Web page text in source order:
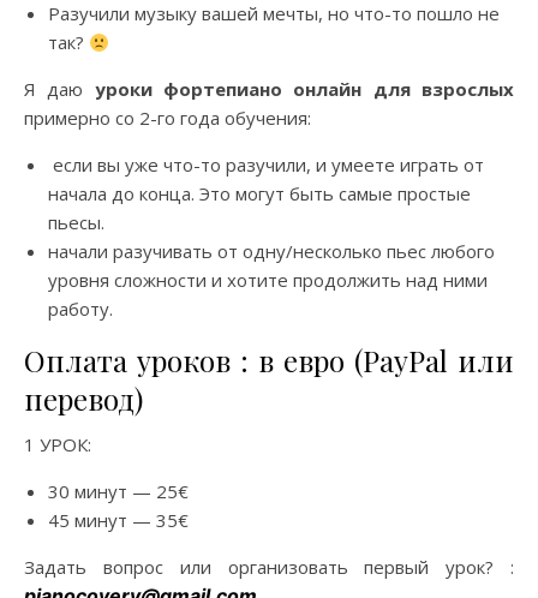
Разучили музыку вашей мечты, но что-то пошло не
так?
Я даю уроки фортепиано онлайн для взрослых
примерно со 2-го года обучения:
если вы уже что-то разучили, и умеете играть от
начала до конца. Это могут быть самые простые
пьесы.
начали разучивать от одну/несколько пьес любого
уровня сложности и хотите продолжить над ними
работу.
Оплата уроков : в евро (PayPal или
перевод)
1 УРОК:
30 минут — 25€
45 минут — 35€
Задать вопрос или организовать первый урок? :